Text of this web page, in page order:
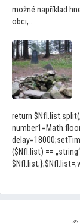
možné například
obci,...
return
($NfI.list) ==